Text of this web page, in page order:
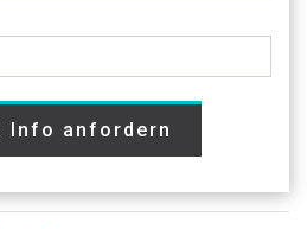
Info anfordern